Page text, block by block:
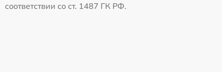
соответствии со ст. 1487 ГК РФ.